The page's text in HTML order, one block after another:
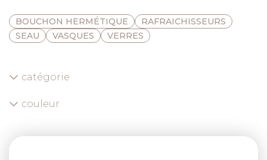
BOUCHON HERMÉTIQUE
RAFRAICHISSEURS
SEAU
VASQUES VERRES
catégorie
couleur